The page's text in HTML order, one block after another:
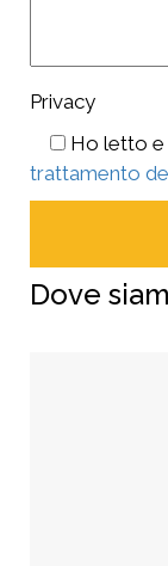
Privacy
Ho letto
trattamento
Dove